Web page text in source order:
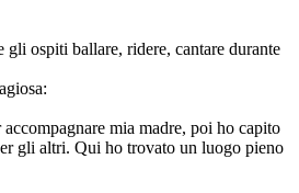
gli ospiti ballare, ridere, cantare durante
mia madre, poi ho capito
gli altri. Qui ho trovato un luogo pieno